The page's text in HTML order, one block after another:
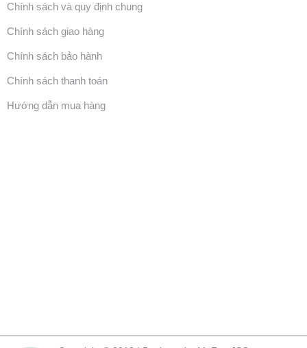
Chính sách và quy định chung
Chính sách giao hàng
Chính sách bảo hành
Chính sách thanh toán
Hướng dẫn mua hàng